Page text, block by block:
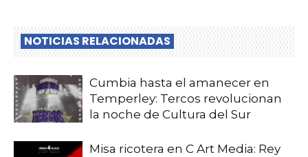
NOTICIAS RELACIONADAS
Cumbia hasta el amanecer en
Temperley: Tercos revolucionan
la noche de Cultura del Sur
Misa ricotera en C Art Media: Rey